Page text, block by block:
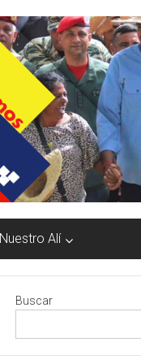
Nuestro Alí
Buscar